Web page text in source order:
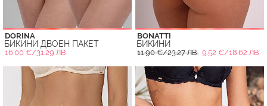
DORINA
БИКИНИ ДВОЕН ПАКЕТ
16.00 €/31.29 ЛВ.
BONATTI
БИКИНИ
11.90 €/23.27 ЛВ. 9.52 €/18.62 ЛВ.